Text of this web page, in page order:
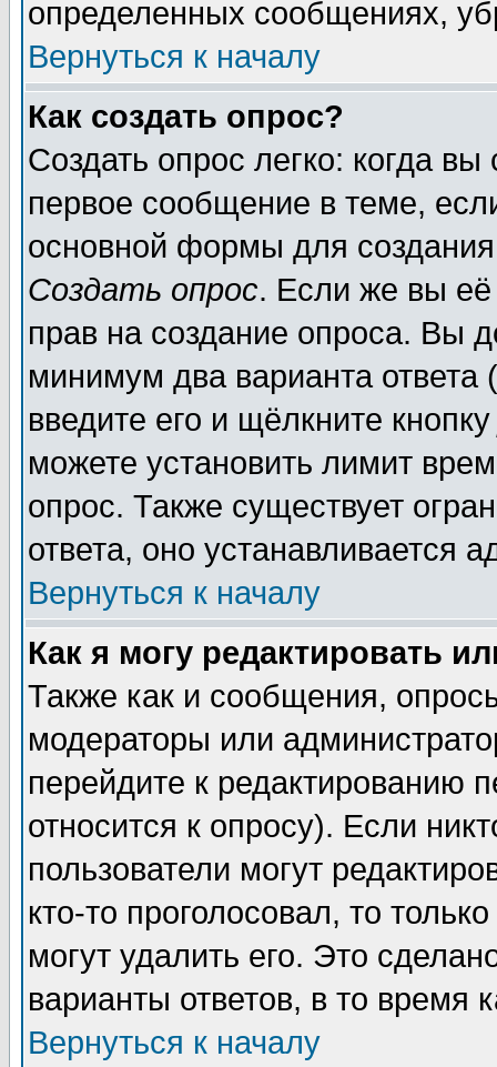
определенных сообщениях,
Вернуться к началу
Как создать опрос?
Создать опрос легко: когда
первое сообщение в теме,
основной формы для
Создать опрос. Если же вы её
прав на создание опроса. Вы
минимум два варианта ответа
введите его и щёлкните
можете установить лимит
опрос. Также существует
ответа, оно устанавливается
Вернуться к началу
Как я могу редактировать
Также как и сообщения,
модераторы или
перейдите к редактированию
относится к опросу). Если
пользователи могут
кто-то проголосовал, то
могут удалить его. Это
варианты ответов, в то время
Вернуться к началу